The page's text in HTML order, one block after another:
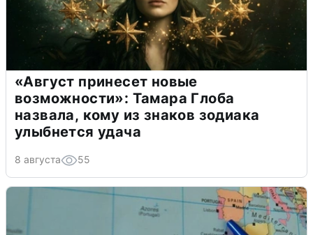
«Август принесет новые
возможности»: Тамара Глоба
назвала, кому из знаков зодиака
улыбнется удача
8 августа 55